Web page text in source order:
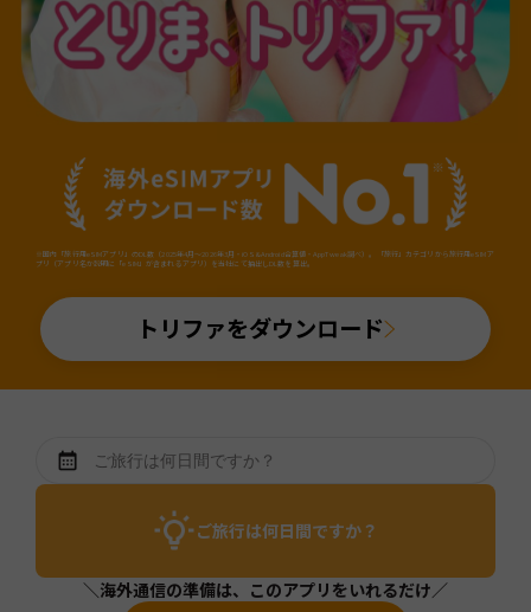
※国内「旅行用eSIMアプリ」のDL数（2025年4月～2026年3月・iOS&Android合算値・AppTweak調べ）。「旅行」カテゴリから旅行用eSIMア
プリ（アプリ名か説明に「eSIM」が含まれるアプリ）を当社にて抽出しDL数を算出。
トリファをダウンロード
ご旅行は何日間ですか？
＼海外通信の準備は、このアプリをいれるだけ／